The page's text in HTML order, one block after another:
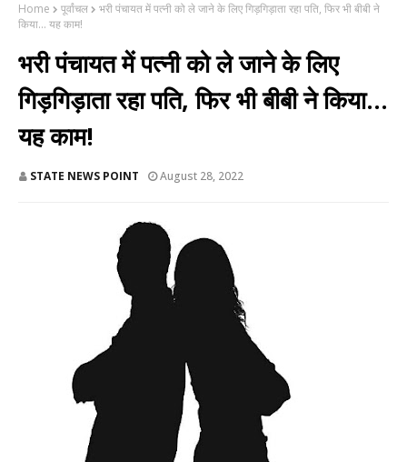
Home पूर्वांचल
भरी पंचायत में पत्नी को ले जाने के लिए गिड़गिड़ाता रहा पति, फिर भी बीबी ने
किया... यह काम!
भरी पंचायत में पत्नी को ले जाने के लिए
गिड़गिड़ाता रहा पति, फिर भी बीबी ने किया...
यह काम!
STATE NEWS POINT August 28, 2022